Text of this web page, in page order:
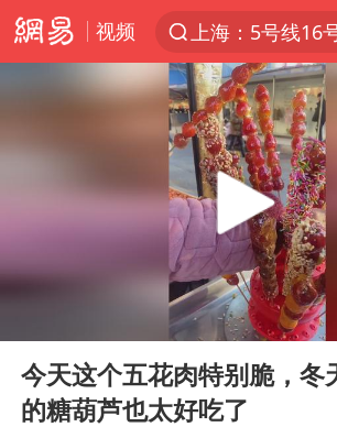
视频
上海有出现龙卷
白海豚逼近浙闽
Play
今天这个五花肉特别脆，冬
的糖葫芦也太好吃了